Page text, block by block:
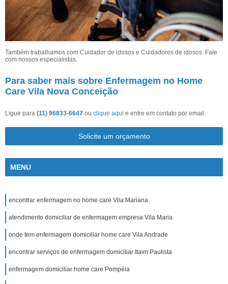
Também trabalhamos com Cuidador de idosos e Cuidadores de idosos. Fale
com nossos especialistas.
Para saber mais sobre Enfermagem no Home
Care Vila Nova Conceição
Ligue para (11) 96833-6647 ou clique aqui e entre em contato por email.
Solicite um orçamento
MENU
encontrar enfermagem no home care Vila Mariana
atendimento domiciliar de enfermagem empresa Vila Maria
onde tem enfermagem domiciliar home care Vila Andrade
encontrar serviços de enfermagem domiciliar Itaim Paulista
enfermagem domiciliar home care Pompéia